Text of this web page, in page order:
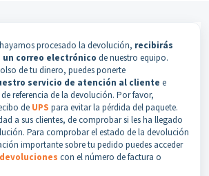
procesado la devolución, recibirás
correo electrónico de nuestro equipo.
de tu dinero, puedes ponerte
servicio de atención al cliente e
referencia de la devolución. Por favor,
de UPS para evitar la pérdida del paquete.
a sus clientes, de comprobar si les ha llegado
Para comprobar el estado de la devolución
importante sobre tu pedido puedes acceder
con el número de factura o